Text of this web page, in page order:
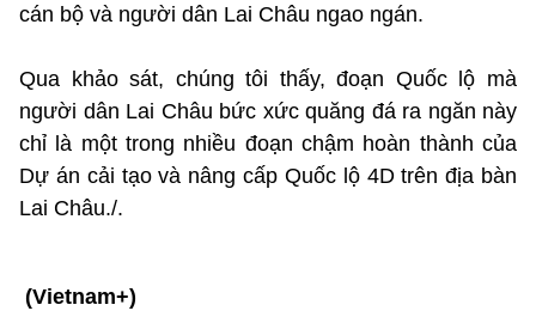
cán bộ và người dân Lai Châu ngao ngán.
Qua khảo sát, chúng tôi thấy, đoạn Quốc lộ mà
người dân Lai Châu bức xức quăng đá ra ngăn này
chỉ là một trong nhiều đoạn chậm hoàn thành của
Dự án cải tạo và nâng cấp Quốc lộ 4D trên địa bàn
Lai Châu./.
(Vietnam+)